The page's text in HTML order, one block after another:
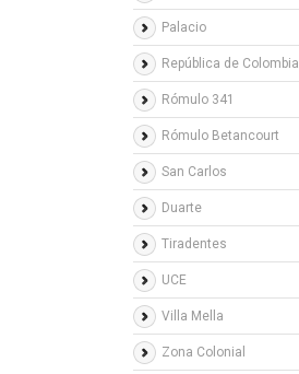
Palacio
República de Colombia
Rómulo 341
Rómulo Betancourt
San Carlos
Duarte
Tiradentes
UCE
Villa Mella
Zona Colonial